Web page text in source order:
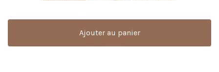
Ajouter au panier